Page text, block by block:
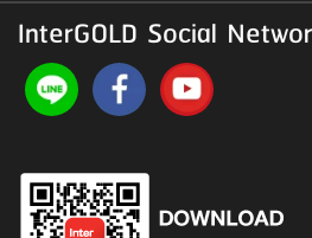
InterGOLD Social